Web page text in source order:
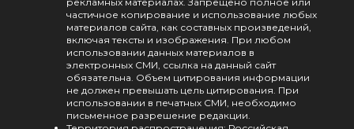
частичное копирование и использование любых
материалов сайта, как составных произведений,
включая тексты и изображения. При любом
использовании данных материалов в
электронных СМИ, ссылка на данный сайт
обязательна. Объем цитирования информации
не должен превышать цель цитирования. При
использовании в печатных СМИ, необходимо
письменное разрешение редакции.